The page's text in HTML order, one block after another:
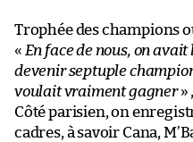
Trophée des champions
« En face de nous, on
devenir septuple
voulait vraiment gagner»
Côté parisien, on
cadres, à savoir Cana,